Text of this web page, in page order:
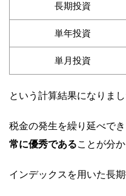
長期投資
単年投資
単月投資
という計算結果になりまし
税金の発生を繰り延べで
常に優秀であることが分
インデックスを用いた長